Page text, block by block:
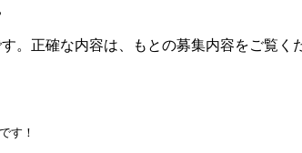
。正確な内容は、もとの募集内容をご覧く
す！